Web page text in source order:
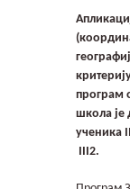
програм
школа је
ученика
III2.